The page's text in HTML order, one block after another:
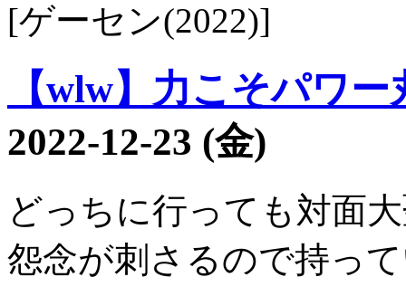
[ゲーセン(2022)]
【wlw】力こそパワ
2022-12-23 (金)
どっちに行っても対面
怨念が刺さるので持っ